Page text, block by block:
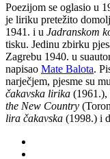
Poezijom se oglasio u
je liriku pretežito
1941. i u Jadranskom
tisku. Jedinu zbirku
Zagrebu 1940. u
napisao Mate Balota.
narječjem, pjesme su
čakavska lirika (1961.),
the New Country
lira čakavska (1998.) i